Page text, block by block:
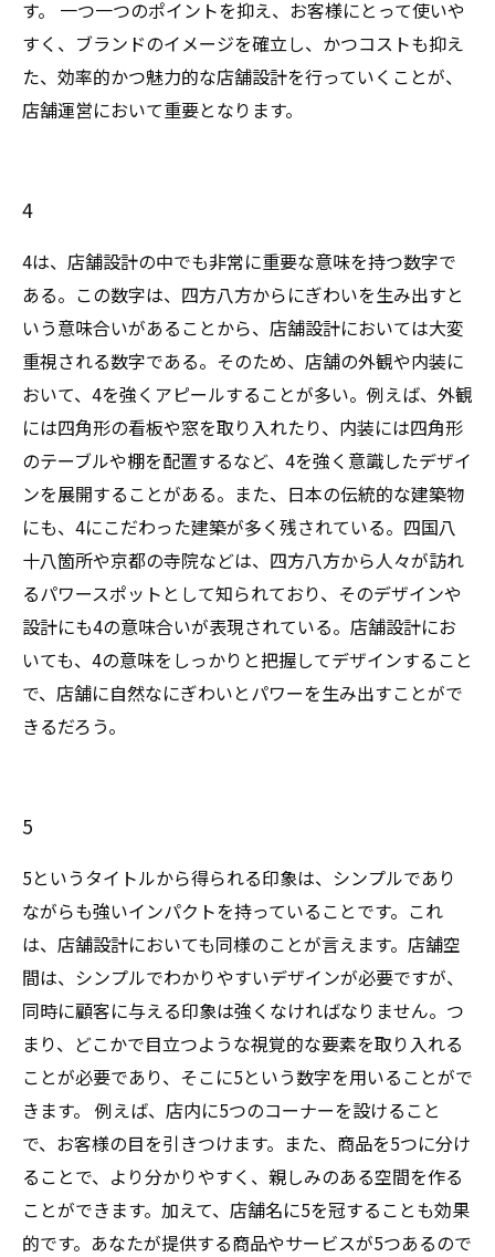
す。 一つ一つのポイントを抑え、お客様にとって使いや
すく、ブランドのイメージを確立し、かつコストも抑え
た、効率的かつ魅力的な店舗設計を行っていくことが、
店舗運営において重要となります。
4
4は、店舗設計の中でも非常に重要な意味を持つ数字で
ある。この数字は、四方八方からにぎわいを生み出すと
いう意味合いがあることから、店舗設計においては大変
重視される数字である。そのため、店舗の外観や内装に
おいて、4を強くアピールすることが多い。例えば、外観
には四角形の看板や窓を取り入れたり、内装には四角形
のテーブルや棚を配置するなど、4を強く意識したデザイ
ンを展開することがある。また、日本の伝統的な建築物
にも、4にこだわった建築が多く残されている。四国八
十八箇所や京都の寺院などは、四方八方から人々が訪れ
るパワースポットとして知られており、そのデザインや
設計にも4の意味合いが表現されている。店舗設計にお
いても、4の意味をしっかりと把握してデザインすること
で、店舗に自然なにぎわいとパワーを生み出すことがで
きるだろう。
5
5というタイトルから得られる印象は、シンプルであり
ながらも強いインパクトを持っていることです。これ
は、店舗設計においても同様のことが言えます。店舗空
間は、シンプルでわかりやすいデザインが必要ですが、
同時に顧客に与える印象は強くなければなりません。つ
まり、どこかで目立つような視覚的な要素を取り入れる
ことが必要であり、そこに5という数字を用いることがで
きます。 例えば、店内に5つのコーナーを設けること
で、お客様の目を引きつけます。また、商品を5つに分け
ることで、より分かりやすく、親しみのある空間を作る
ことができます。加えて、店舗名に5を冠することも効果
的です。あなたが提供する商品やサービスが5つあるので